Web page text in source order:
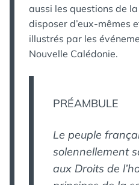
aussi les questions de
disposer d’eux-mêmes
illustrés par les
Nouvelle Calédonie.
PRÉAMBULE
Le peuple
solennellement
aux Droits de